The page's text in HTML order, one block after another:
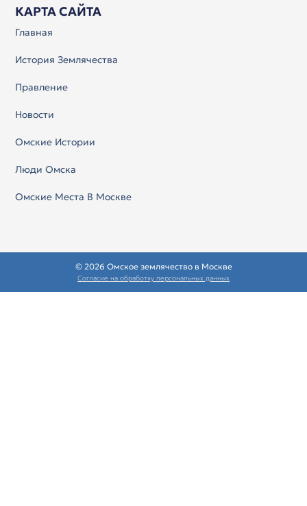
КАРТА САЙТА
Главная
История Землячества
Правление
Новости
Омские Истории
Люди Омска
Омские Места В Москве
© 2026 Омское землячество в Москве
Согласие на обработку персональных данных